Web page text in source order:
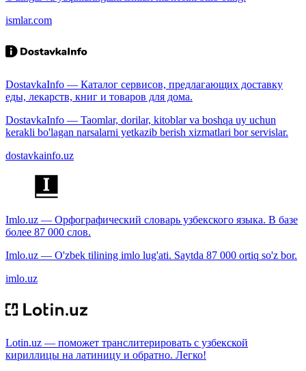
ismlar.com
DostavkaInfo — Каталог сервисов, предлагающих доставку
еды, лекарств, книг и товаров для дома.
DostavkaInfo — Taomlar, dorilar, kitoblar va boshqa uy uchun
kerakli bo'lagan narsalarni yetkazib berish xizmatlari bor servislar.
dostavkainfo.uz
Imlo.uz — Орфографический словарь узбекского языка. В базе
более 87 000 слов.
Imlo.uz — O'zbek tilining imlo lug'ati. Saytda 87 000 ortiq so'z bor.
imlo.uz
Lotin.uz — поможет транслитерировать с узбекской
кириллицы на латиницу и обратно. Легко!